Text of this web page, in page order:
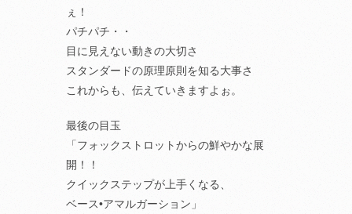
ぇ！
パチパチ・・
目に見えない動きの大切さ
スタンダードの原理原則を知る大事さ
これからも、伝えていきますよぉ。
最後の目玉
「フォックストロットからの鮮やかな展
開！！
クイックステップが上手くなる、
ベース•アマルガーション」